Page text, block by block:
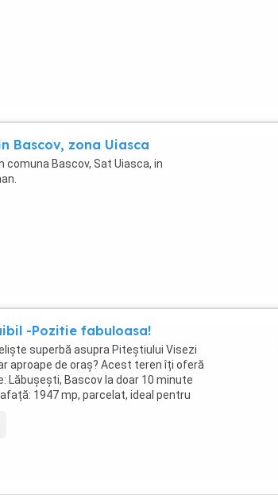
Bascov, zona Uiasca
comuna Bascov, Sat Uiasca, in
-Pozitie fabuloasa!
superbă asupra Piteștiului Visezi
aproape de oraș? Acest teren îți oferă
Lăbușești, Bascov la doar 10 minute
1947 mp, parcelat, ideal pentru